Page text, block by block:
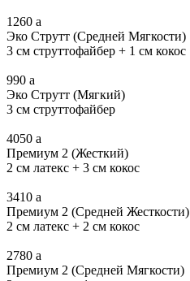
1260 a
Эко Струтт (Средней Мягкости)
3 см струттофайбер + 1 см кокос
990 a
Эко Струтт (Мягкий)
3 см струттофайбер
4050 a
Премиум 2 (Жесткий)
2 см латекс + 3 см кокос
3410 a
Премиум 2 (Средней Жесткости)
2 см латекс + 2 см кокос
2780 a
Премиум 2 (Средней Мягкости)